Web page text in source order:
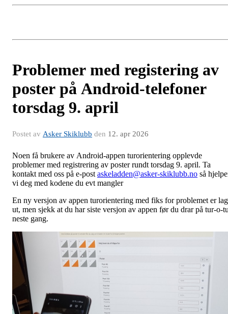
Problemer med registering av
poster på Android-telefoner
torsdag 9. april
Postet av Asker Skiklubb den 12. apr 2026
Noen få brukere av Android-appen turorientering opplevde
problemer med registrering av poster rundt torsdag 9. april. Ta
kontakt med oss på e-post askeladden@asker-skiklubb.no så
vi deg med kodene du evt mangler
En ny versjon av appen turorientering med fiks for problemet er
ut, men sjekk at du har siste versjon av appen før du drar på tur-o-
neste gang.